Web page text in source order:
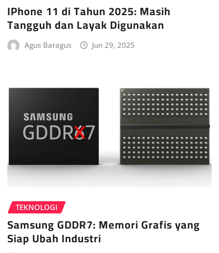
IPhone 11 di Tahun 2025: Masih
Tangguh dan Layak Digunakan
Agus Baragus Jun 29, 2025
TEKNOLOGI
Samsung GDDR7: Memori Grafis yang
Siap Ubah Industri